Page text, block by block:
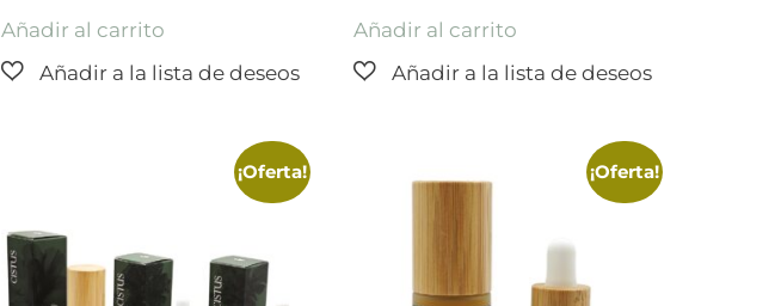
Añadir al carrito Añadir al carrito
¡Oferta! ¡Oferta!